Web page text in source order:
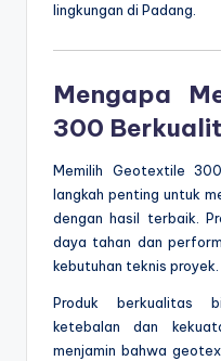
lingkungan di Padang.
Mengapa
300
Memilih Geotextile
langkah penting untuk
dengan hasil terbaik.
daya tahan dan
kebutuhan teknis proyek.
Produk berkualitas
ketebalan dan
menjamin bahwa